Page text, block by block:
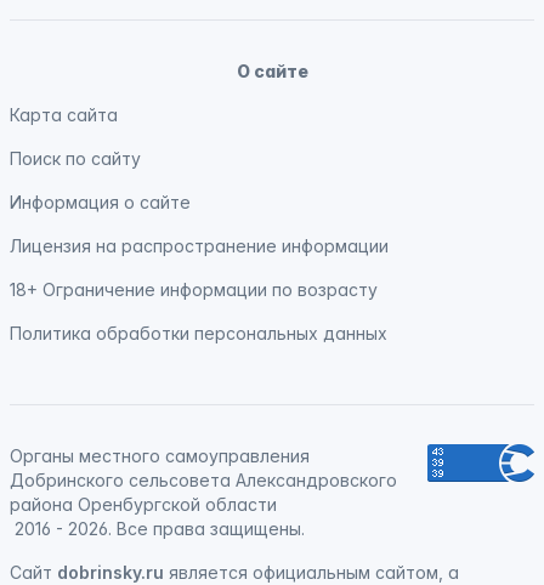
О сайте
Карта сайта
Поиск по сайту
Информация о сайте
Лицензия на распространение информации
18+ Ограничение информации по возрасту
Политика обработки персональных данных
Органы местного самоуправления
Добринского сельсовета Александровского
района Оренбургской области
2016 - 2026. Все права защищены.
Сайт dobrinsky.ru является официальным сайтом, а